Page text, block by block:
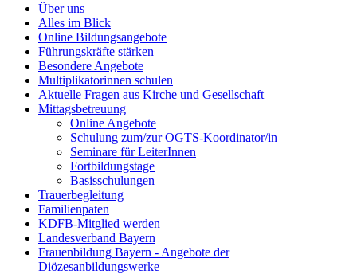
Über uns
Alles im Blick
Online Bildungsangebote
Führungskräfte stärken
Besondere Angebote
Multiplikatorinnen schulen
Aktuelle Fragen aus Kirche und Gesellschaft
Mittagsbetreuung
Online Angebote
Schulung zum/zur OGTS-Koordinator/in
Seminare für LeiterInnen
Fortbildungstage
Basisschulungen
Trauerbegleitung
Familienpaten
KDFB-Mitglied werden
Landesverband Bayern
Frauenbildung Bayern - Angebote der
Diözesanbildungswerke